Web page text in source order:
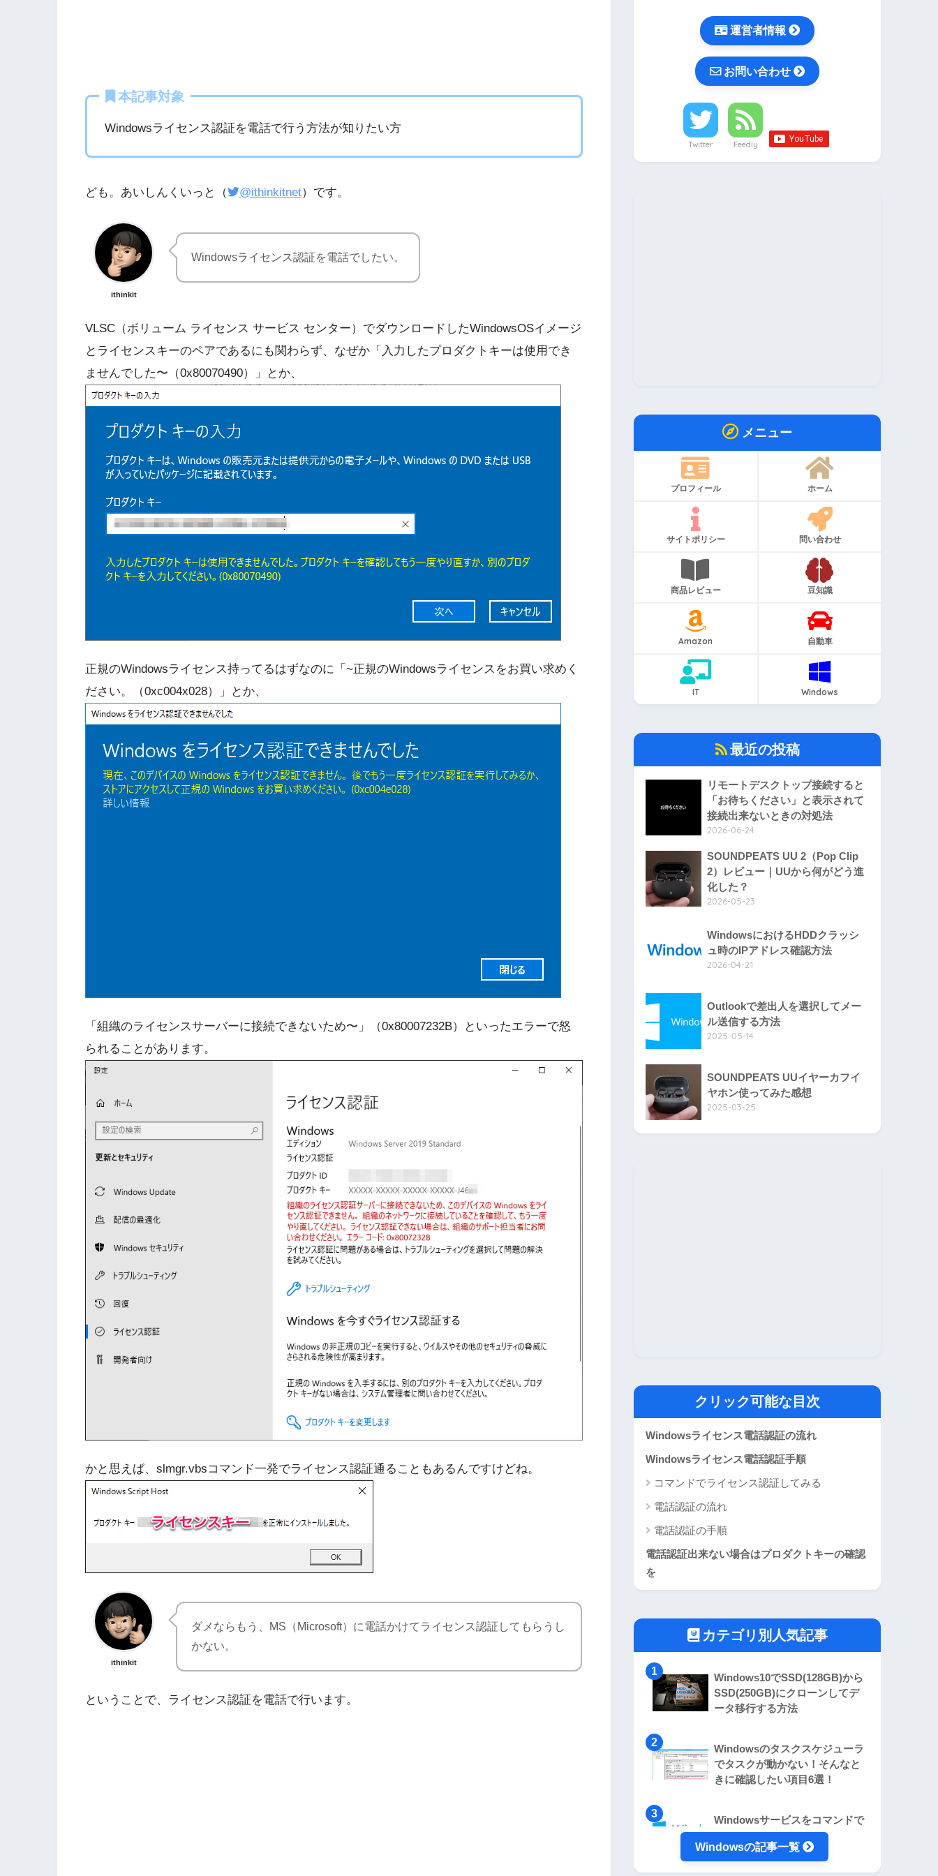
本記事対象
Windowsライセンス認証を電話で行う方法が知りたい方
ども。あいしんくいっと（ @ithinkitnet）です。
ithinkit
Windowsライセンス認証を電話でしたい。
VLSC（ボリューム ライセンス サービス センター）でダウンロードしたWindowsOSイメージ
とライセンスキーのペアであるにも関わらず、なぜか「入力したプロダクトキーは使用でき
ませんでした〜（0x80070490）」とか、
正規のWindowsライセンス持ってるはずなのに「~正規のWindowsライセンスをお買い求めく
ださい。（0xc004x028）」とか、
「組織のライセンスサーバーに接続できないため〜」（0x80007232B）といったエラーで怒
られることがあります。
かと思えば、slmgr.vbsコマンド一発でライセンス認証通ることもあるんですけどね。
ithinkit
ダメならもう、MS（Microsoft）に電話かけてライセンス認証してもらうし
かない。
ということで、ライセンス認証を電話で行います。
運営者情報
お問い合わせ
Twitter Feedly
メニュー
プロフィール ホーム
サイトポリシー 問い合わせ
商品レビュー 豆知識
Amazon 自動車
IT Windows
最近の投稿
リモートデスクトップ接続すると
「お待ちください」と表示されて
接続出来ないときの対処法
2026-06-24
SOUNDPEATS UU 2（Pop Clip
2）レビュー｜UUから何がどう進
化した？
2026-05-23
WindowsにおけるHDDクラッシ
ュ時のIPアドレス確認方法
2026-04-21
Outlookで差出人を選択してメー
ル送信する方法
2025-05-14
SOUNDPEATS UUイヤーカフイ
ヤホン使ってみた感想
2025-03-25
クリック可能な目次
Windowsライセンス電話認証の流れ
Windowsライセンス電話認証手順
コマンドでライセンス認証してみる
電話認証の流れ
電話認証の手順
電話認証出来ない場合はプロダクトキーの確認
を
カテゴリ別人気記事
Windows10でSSD(128GB)から
SSD(250GB)にクローンしてデ
ータ移行する方法
Windowsのタスクスケジューラ
でタスクが動かない！そんなと
きに確認したい項目6選！
Windowsサービスをコマンドで
起動・停止、自動起動無効化・
有効化する方法
Windowsの記事一覧